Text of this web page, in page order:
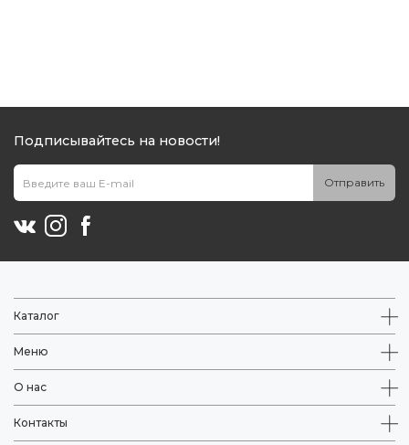
Подписывайтесь на новости!
Отправить
Каталог
Меню
О нас
Контакты